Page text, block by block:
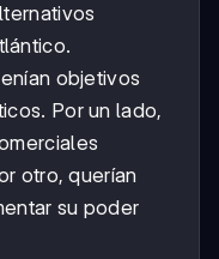
objetivos
Por un lado,
otro, querían
su poder